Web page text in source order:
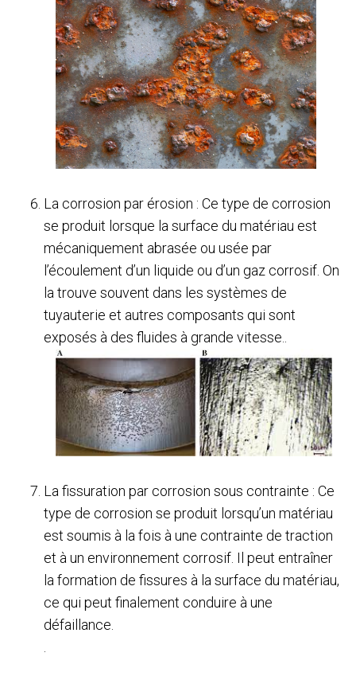
La corrosion par érosion : Ce type de corrosion
se produit lorsque la surface du matériau est
mécaniquement abrasée ou usée par
l’écoulement d’un liquide ou d’un gaz corrosif. On
la trouve souvent dans les systèmes de
tuyauterie et autres composants qui sont
exposés à des fluides à grande vitesse..
La fissuration par corrosion sous contrainte : Ce
type de corrosion se produit lorsqu’un matériau
est soumis à la fois à une contrainte de traction
et à un environnement corrosif. Il peut entraîner
la formation de fissures à la surface du matériau,
ce qui peut finalement conduire à une
défaillance.